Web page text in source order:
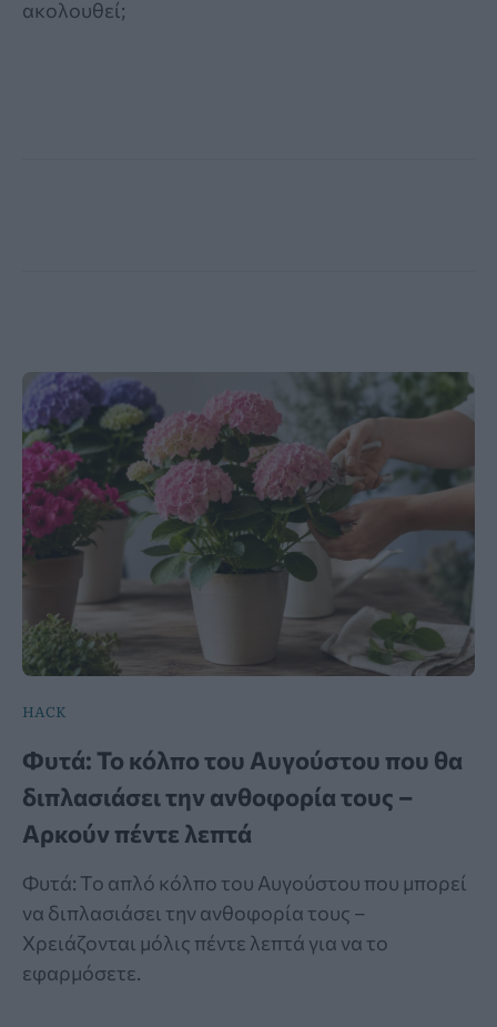
ακολουθεί;
HACK
Φυτά: Το κόλπο του Αυγούστου που θα
διπλασιάσει την ανθοφορία τους –
Αρκούν πέντε λεπτά
Φυτά: Το απλό κόλπο του Αυγούστου που μπορεί
να διπλασιάσει την ανθοφορία τους –
Χρειάζονται μόλις πέντε λεπτά για να το
εφαρμόσετε.